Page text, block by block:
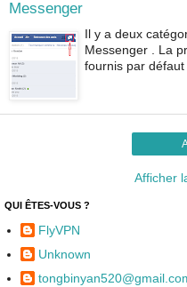
Messenger
Il y a deux
Messenger . La
fournis par défaut
Afficher
QUI ÊTES-VOUS ?
FlyVPN
Unknown